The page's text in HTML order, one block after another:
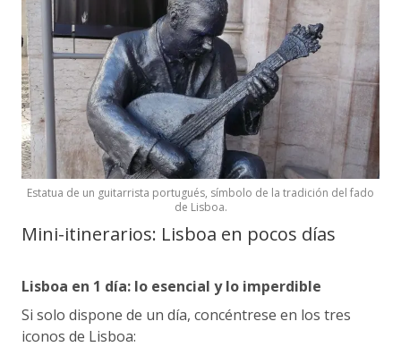
Estatua de un guitarrista portugués, símbolo de la tradición del fado
de Lisboa.
Mini-itinerarios: Lisboa en pocos días
Lisboa en 1 día: lo esencial y lo imperdible
Si solo dispone de un día, concéntrese en los tres
iconos de Lisboa: